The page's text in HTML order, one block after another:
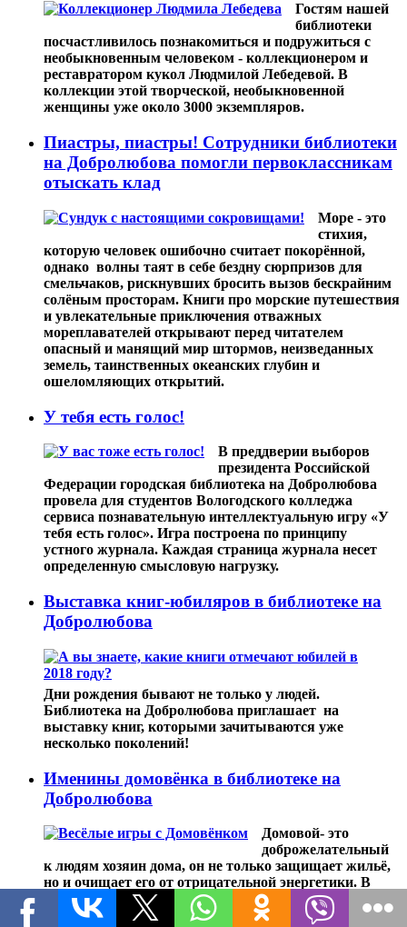
Гостям нашей
библиотеки
посчастливилось познакомиться и подружиться с
необыкновенным человеком ­- коллекционером и
реставратором кукол Людмилой Лебедевой. В
коллекции этой творческой, необыкновенной
женщины уже около 3000 экземпляров.
Пиастры, пиастры! Сотрудники библиотеки
на Добролюбова помогли первоклассникам
отыскать клад
Море - это
стихия,
которую человек ошибочно считает покорённой,
однако волны таят в себе бездну сюрпризов для
смельчаков, рискнувших бросить вызов бескрайним
солёным просторам. Книги про морские путешествия
и увлекательные приключения отважных
мореплавателей открывают перед читателем
опасный и манящий мир штормов, неизведанных
земель, таинственных океанских глубин и
ошеломляющих открытий.
У тебя есть голос!
В преддверии выборов
президента Российской
Федерации городская библиотека на Добролюбова
провела для студентов Вологодского колледжа
сервиса познавательную интеллектуальную игру «У
тебя есть голос». Игра построена по принципу
устного журнала. Каждая страница журнала несет
определенную смысловую нагрузку.
Выставка книг-юбиляров в библиотеке на
Добролюбова
Дни рождения бывают не только у людей.
Библиотека на Добролюбова приглашает на
выставку книг, которыми зачитываются уже
несколько поколений!
Именины домовёнка в библиотеке на
Добролюбова
Домовой- это
доброжелательный
к людям хозяин дома, он не только защищает жильё,
но и очищает его от отрицательной энергетики. В
разных местностях домового зовут по-разному, кто-то
зовет его домовик, кто-то суседка или домовойко, а